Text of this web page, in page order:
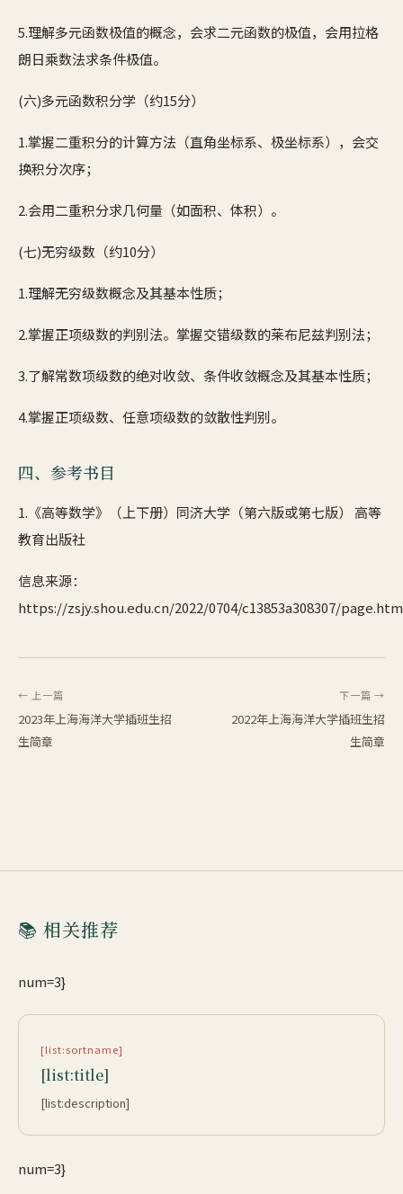
5.理解多元函数极值的概念，会求二元函数的极值，会用拉格
朗日乘数法求条件极值。
(六)多元函数积分学（约15分）
1.掌握二重积分的计算方法（直角坐标系、极坐标系），会交
换积分次序；
2.会用二重积分求几何量（如面积、体积）。
(七)无穷级数（约10分）
1.理解无穷级数概念及其基本性质；
2.掌握正项级数的判别法。掌握交错级数的莱布尼兹判别法；
3.了解常数项级数的绝对收敛、条件收敛概念及其基本性质；
4.掌握正项级数、任意项级数的敛散性判别。
四、参考书目
1.《高等数学》（上下册）同济大学（第六版或第七版） 高等
教育出版社
信息来源：
https://zsjy.shou.edu.cn/2022/0704/c13853a308307/page.htm
← 上一篇
2023年上海海洋大学插班生招
生简章
下一篇 →
2022年上海海洋大学插班生招
生简章
📚 相关推荐
num=3}
[list:sortname]
[list:title]
[list:description]
num=3}